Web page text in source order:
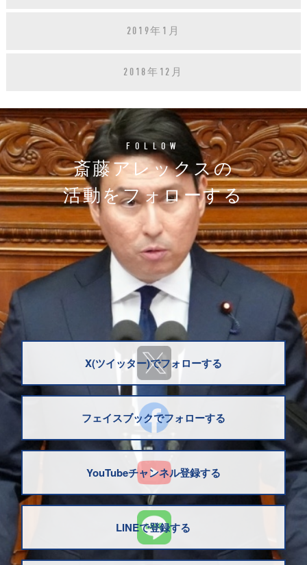
2019年1月
2018年12月
FOLLOW
斎藤アレックスの
活動をフォローする
X(ツイッター)でフォローする
フェイスブックでフォローする
YouTubeチャンネル登録する
LINEで登録する